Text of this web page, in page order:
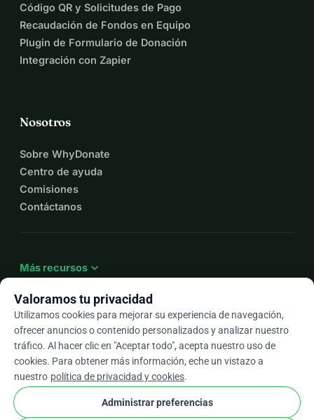
Código QR y Solicitudes de Pago
Recaudación de Fondos en Equipo
Plugin de Formulario de Donación
Integración con Zapier
Nosotros
Sobre WhyDonate
Centro de ayuda
Comisiones
Contáctanos
Más recursos expand_more
Esarrow_drop_down
★★★★★4,9 / 5 según más de 500 reseñas
Valoramos tu privacidad
Utilizamos cookies para mejorar su experiencia de navegación,
ofrecer anuncios o contenido personalizados y analizar nuestro
tráfico. Al hacer clic en "Aceptar todo", acepta nuestro uso de
cookies. Para obtener más información, eche un vistazo a
nuestro política de privacidad y cookies.
Administrar preferencias